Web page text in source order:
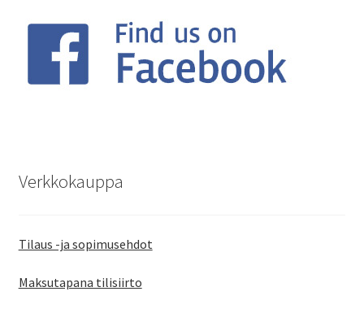
Verkkokauppa
Tilaus -ja sopimusehdot
Maksutapana tilisiirto